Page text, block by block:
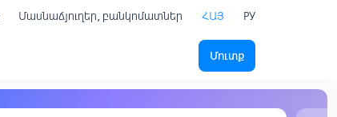
Մասնաճյուղեր, բանկոմատներ ՀԱՅ РУ
Մուտք